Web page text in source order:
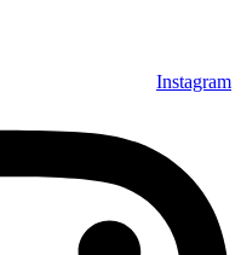
Instagram